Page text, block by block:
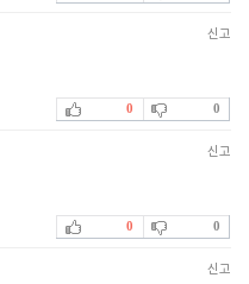
신고
0 0
신고
0 0
신고